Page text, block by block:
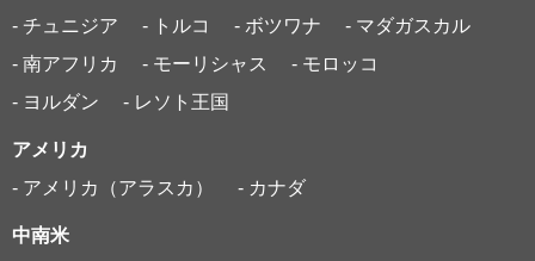
- チュニジア
- トルコ - ボツワナ
- マダガスカル
- 南アフリカ
- モーリシャス
- モロッコ
- ヨルダン
- レソト王国
アメリカ
- アメリカ（アラスカ）
- カナダ
中南米